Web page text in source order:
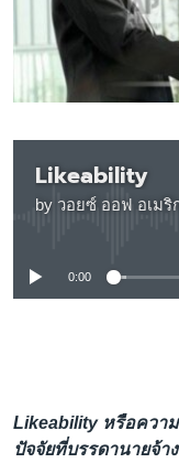
เรียนรู้ภาษาอังกฤษ
พอดคาสต์
เลือกภาษา
Likeability
by วอยซ์ ออฟ อเมริ
No
0:00
Likeability หรือควา
ปัจจัยที่บรรดานายจ้